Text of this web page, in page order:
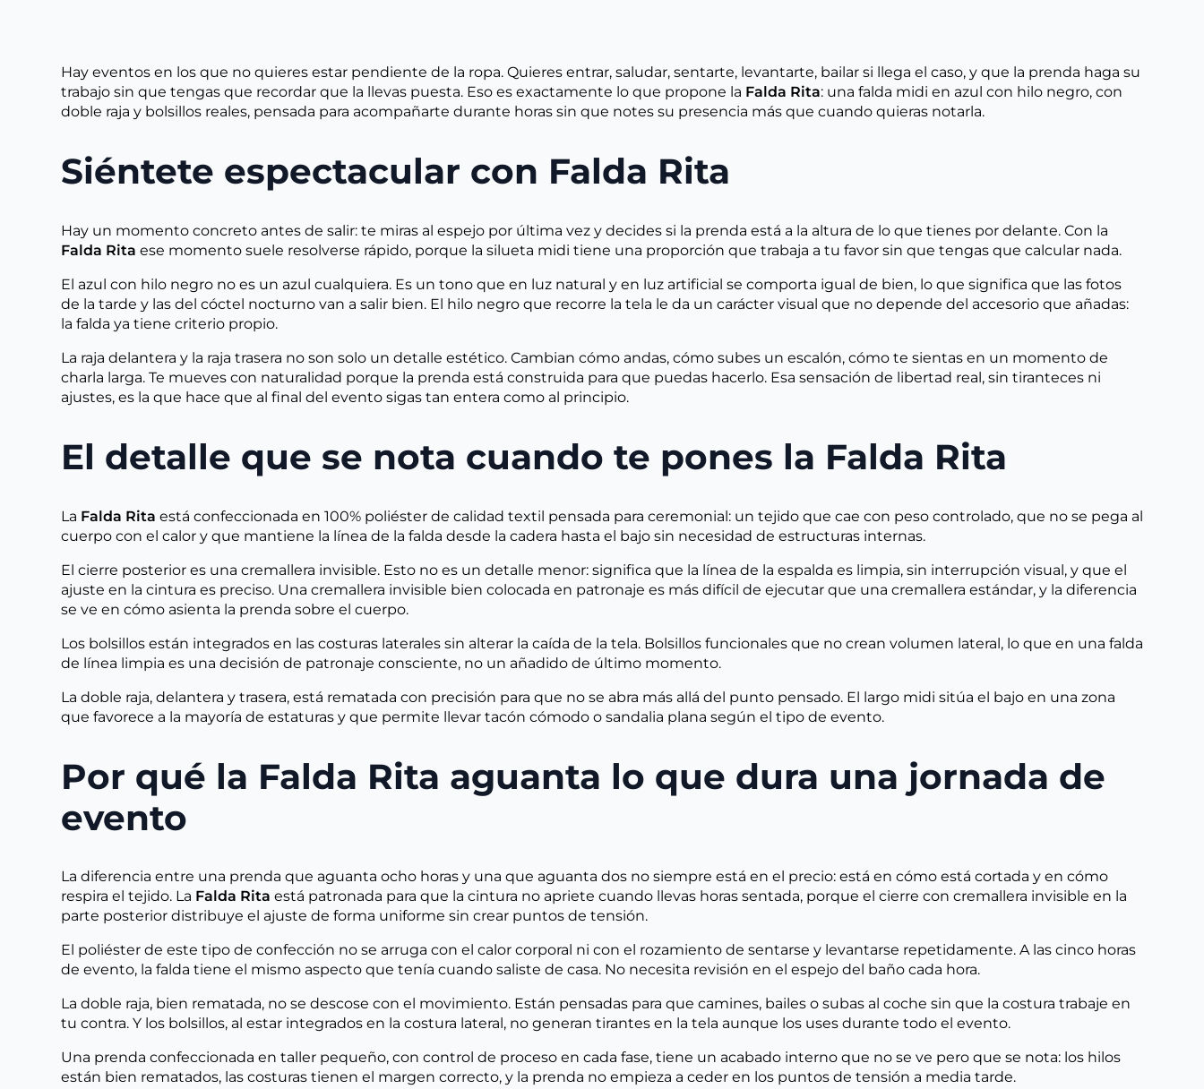
Hay eventos en los que no quieres estar pendiente de la ropa. Quieres entrar, saludar, sentarte, levantarte, bailar si llega el caso, y que la prenda haga su
trabajo sin que tengas que recordar que la llevas puesta. Eso es exactamente lo que propone la Falda Rita: una falda midi en azul con hilo negro, con
doble raja y bolsillos reales, pensada para acompañarte durante horas sin que notes su presencia más que cuando quieras notarla.
Siéntete espectacular con Falda Rita
Hay un momento concreto antes de salir: te miras al espejo por última vez y decides si la prenda está a la altura de lo que tienes por delante. Con la
Falda Rita ese momento suele resolverse rápido, porque la silueta midi tiene una proporción que trabaja a tu favor sin que tengas que calcular nada.
El azul con hilo negro no es un azul cualquiera. Es un tono que en luz natural y en luz artificial se comporta igual de bien, lo que significa que las fotos
de la tarde y las del cóctel nocturno van a salir bien. El hilo negro que recorre la tela le da un carácter visual que no depende del accesorio que añadas:
la falda ya tiene criterio propio.
La raja delantera y la raja trasera no son solo un detalle estético. Cambian cómo andas, cómo subes un escalón, cómo te sientas en un momento de
charla larga. Te mueves con naturalidad porque la prenda está construida para que puedas hacerlo. Esa sensación de libertad real, sin tiranteces ni
ajustes, es la que hace que al final del evento sigas tan entera como al principio.
El detalle que se nota cuando te pones la Falda Rita
La Falda Rita está confeccionada en 100% poliéster de calidad textil pensada para ceremonial: un tejido que cae con peso controlado, que no se pega al
cuerpo con el calor y que mantiene la línea de la falda desde la cadera hasta el bajo sin necesidad de estructuras internas.
El cierre posterior es una cremallera invisible. Esto no es un detalle menor: significa que la línea de la espalda es limpia, sin interrupción visual, y que el
ajuste en la cintura es preciso. Una cremallera invisible bien colocada en patronaje es más difícil de ejecutar que una cremallera estándar, y la diferencia
se ve en cómo asienta la prenda sobre el cuerpo.
Los bolsillos están integrados en las costuras laterales sin alterar la caída de la tela. Bolsillos funcionales que no crean volumen lateral, lo que en una falda
de línea limpia es una decisión de patronaje consciente, no un añadido de último momento.
La doble raja, delantera y trasera, está rematada con precisión para que no se abra más allá del punto pensado. El largo midi sitúa el bajo en una zona
que favorece a la mayoría de estaturas y que permite llevar tacón cómodo o sandalia plana según el tipo de evento.
Por qué la Falda Rita aguanta lo que dura una jornada de
evento
La diferencia entre una prenda que aguanta ocho horas y una que aguanta dos no siempre está en el precio: está en cómo está cortada y en cómo
respira el tejido. La Falda Rita está patronada para que la cintura no apriete cuando llevas horas sentada, porque el cierre con cremallera invisible en la
parte posterior distribuye el ajuste de forma uniforme sin crear puntos de tensión.
El poliéster de este tipo de confección no se arruga con el calor corporal ni con el rozamiento de sentarse y levantarse repetidamente. A las cinco horas
de evento, la falda tiene el mismo aspecto que tenía cuando saliste de casa. No necesita revisión en el espejo del baño cada hora.
La doble raja, bien rematada, no se descose con el movimiento. Están pensadas para que camines, bailes o subas al coche sin que la costura trabaje en
tu contra. Y los bolsillos, al estar integrados en la costura lateral, no generan tirantes en la tela aunque los uses durante todo el evento.
Una prenda confeccionada en taller pequeño, con control de proceso en cada fase, tiene un acabado interno que no se ve pero que se nota: los hilos
están bien rematados, las costuras tienen el margen correcto, y la prenda no empieza a ceder en los puntos de tensión a media tarde.